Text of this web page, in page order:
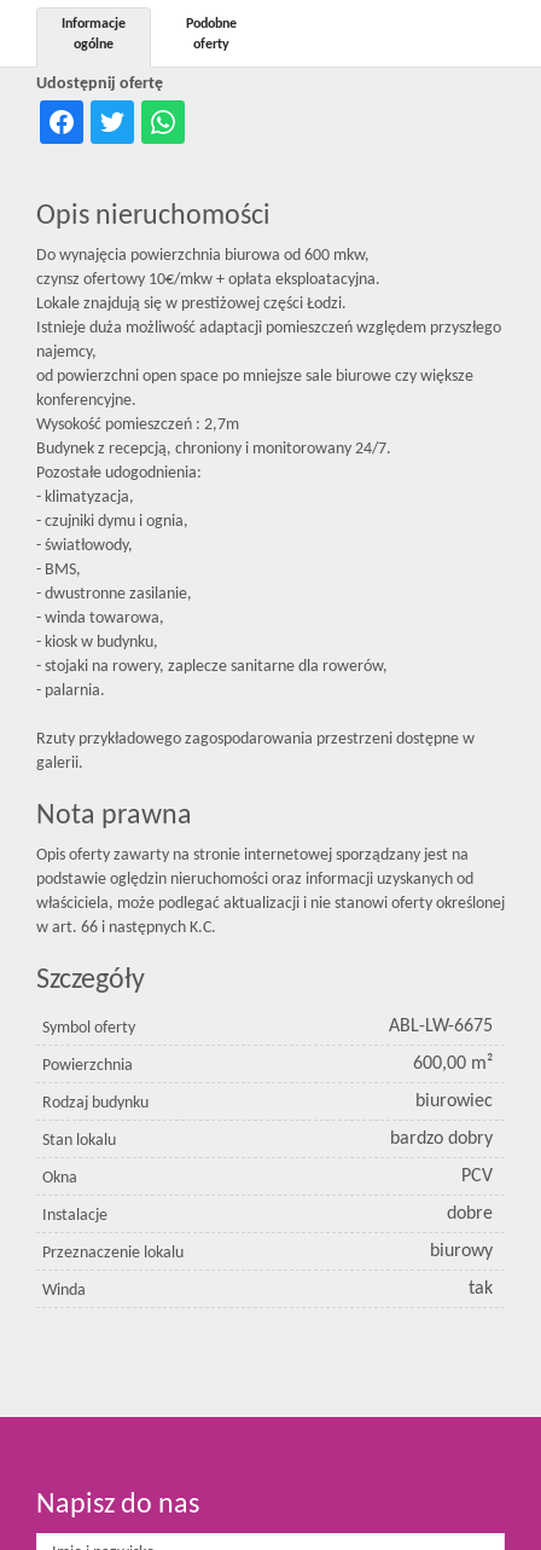
Udostępnij ofertę
Informacje
ogólne
Podobne
oferty
Opis nieruchomości
Do wynajęcia powierzchnia biurowa od 600 mkw,
czynsz ofertowy 10€/mkw + opłata eksploatacyjna.
Lokale znajdują się w prestiżowej części Łodzi.
Istnieje duża możliwość adaptacji pomieszczeń względem przyszłego
najemcy,
od powierzchni open space po mniejsze sale biurowe czy większe
konferencyjne.
Wysokość pomieszczeń : 2,7m
Budynek z recepcją, chroniony i monitorowany 24/7.
Pozostałe udogodnienia:
- klimatyzacja,
- czujniki dymu i ognia,
- światłowody,
- BMS,
- dwustronne zasilanie,
- winda towarowa,
- kiosk w budynku,
- stojaki na rowery, zaplecze sanitarne dla rowerów,
- palarnia.
Rzuty przykładowego zagospodarowania przestrzeni dostępne w
galerii.
Nota prawna
Opis oferty zawarty na stronie internetowej sporządzany jest na
podstawie oględzin nieruchomości oraz informacji uzyskanych od
właściciela, może podlegać aktualizacji i nie stanowi oferty określonej
w art. 66 i następnych K.C.
Szczegóły
Symbol oferty ABL-LW-6675
Powierzchnia 600,00 m²
Rodzaj budynku biurowiec
Stan lokalu bardzo dobry
Okna PCV
Instalacje dobre
Przeznaczenie lokalu biurowy
Winda tak
Napisz do nas